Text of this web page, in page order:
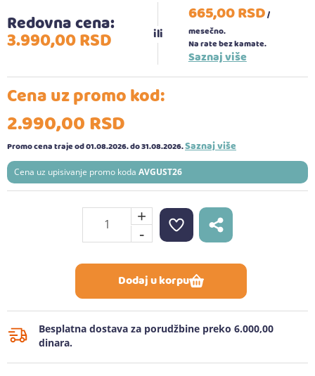
Redovna cena:
3.990,00RSD
665,00RSD/
mesečno.
Na rate bez kamate.
Saznaj više
Cena uz promo kod:
2.990,00RSD
Promo cena traje od 01.08.2026.do 31.08.2026.Saznaj više
Cena uz upisivanje promo koda AVGUST26
+
-
Dodaj u korpu
Besplatna dostava za porudžbine preko 6.000,00
dinara.